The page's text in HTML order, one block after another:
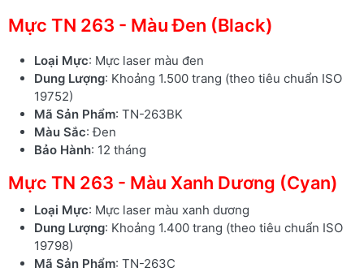
Mực TN 263 - Màu Đen (Black)
Loại Mực: Mực laser màu đen
Dung Lượng: Khoảng 1.500 trang (theo tiêu chuẩn ISO
19752)
Mã Sản Phẩm: TN-263BK
Màu Sắc: Đen
Bảo Hành: 12 tháng
Mực TN 263 - Màu Xanh Dương (Cyan)
Loại Mực: Mực laser màu xanh dương
Dung Lượng: Khoảng 1.400 trang (theo tiêu chuẩn ISO
19798)
Mã Sản Phẩm: TN-263C